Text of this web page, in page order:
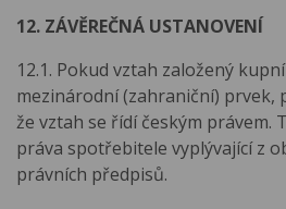
12. ZÁVĚREČNÁ USTANOVENÍ
12.1. Pokud vztah založený
mezinárodní (zahraniční) prvek,
že vztah se řídí českým právem.
práva spotřebitele vyplývající z
právních předpisů.